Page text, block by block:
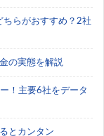
らがおすすめ？2社
の実態を解説
！主要6社をデータ
とカンタン